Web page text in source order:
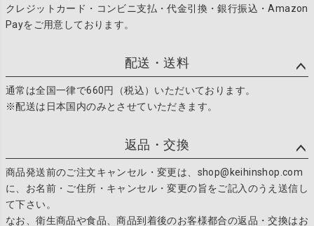
クレジットカード・コンビニ支払・代金引換・銀行振込・Amazon
Payをご用意しております。
配送・送料
通常は全国一律で660円（税込）いただいております。
※配送は日本国内のみとさせていただきます。
返品・交換
商品発送前のご注文キャンセル・変更は、shop@keihinshop.com
に、お名前・ご住所・キャンセル・変更の旨をご記入のうえ送信し
て下さい。
なお、衛生商品や食品、商品到着後のお客様都合の返品・交換はお